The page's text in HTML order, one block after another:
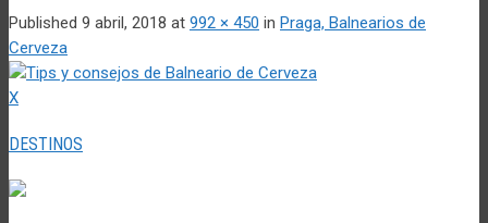
Published 9 abril, 2018 at 992 × 450 in Praga, Balnearios de
Cerveza
X
DESTINOS